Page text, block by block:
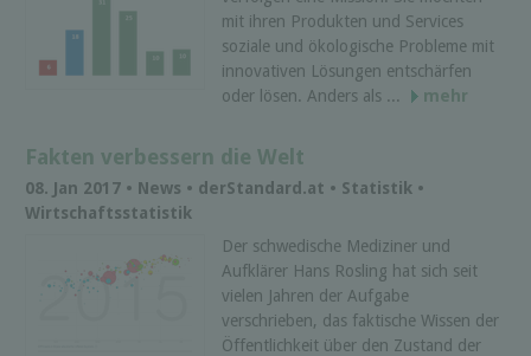
mit ihren Produkten und Services
soziale und ökologische Probleme mit
innovativen Lösungen entschärfen
oder lösen. Anders als ...
mehr
Fakten verbessern die Welt
08. Jan 2017 • News • derStandard.at • Statistik •
Wirtschaftsstatistik
Der schwedische Mediziner und
Aufklärer Hans Rosling hat sich seit
vielen Jahren der Aufgabe
verschrieben, das faktische Wissen der
Öffentlichkeit über den Zustand der